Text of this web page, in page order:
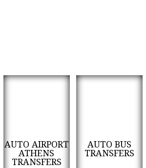
AUTO AIRPORT
ATHENS
TRANSFERS
AUTO BUS
TRANSFERS